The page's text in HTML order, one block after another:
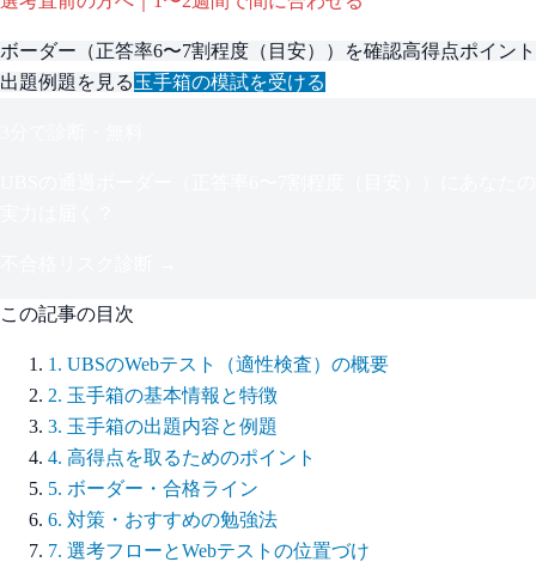
ボーダー（正答率6〜7割程度（目安） ）を確認高得点ポイント
出題例題を見る玉手箱の模試を受ける
この記事の目次
1 . UBSのWebテスト（適性検査）の概要
2. 玉手箱の基本情報と特徴
3. 玉手箱の出題内容と例題
4. 高得点を取るためのポイント
5. ボーダー・合格ライン
6. 対策・おすすめの勉強法
7. 選考フローとWebテストの位置づけ